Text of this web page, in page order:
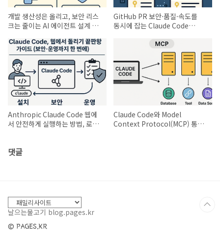
개발 생산성은 올리고, 보안 리스
크는 줄이는 AI 에이전트 설계 전
GitHub PR 보안·품질·속도를
동시에 잡는 Claude Code
Anthropic Claude Code 웹에
서 안전하게 실행하는 방법, 로컬
Claude Code와 Model
Context Protocol(MCP) 통합
댓글
날으는물고기 blog.pages.kr
© PAGES.KR